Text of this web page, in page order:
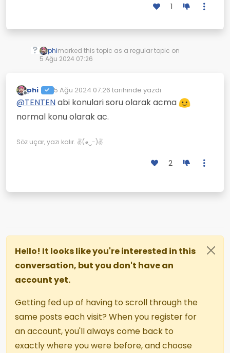
1
phimarked this topic as a regular topic on
5 Ağu 2024 07:26
Çevrimdışı
phi 5 Ağu 2024 07:26 tarihinde yazdı
Son düzenleyen:
@TENTENabi konulari soru olarak acma
normal konu olarak ac.
Söz uçar, yazı kalır. ✌(◕‿-)✌
2
Hello! It looks like you're interested in this
conversation, but you don't have an
account yet.
Getting fed up of having to scroll through the
same posts each visit? When you register for
an account, you'll always come back to
exactly where you were before, and choose